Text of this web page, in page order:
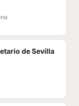
de Sevilla